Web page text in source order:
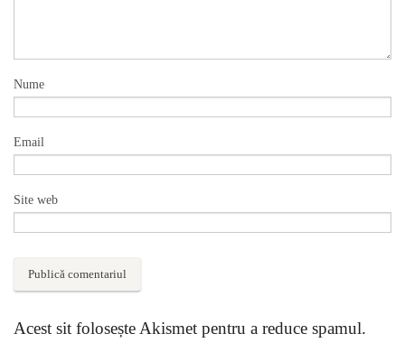
Nume
Email
Site web
Acest sit folosește Akismet pentru a reduce spamul.